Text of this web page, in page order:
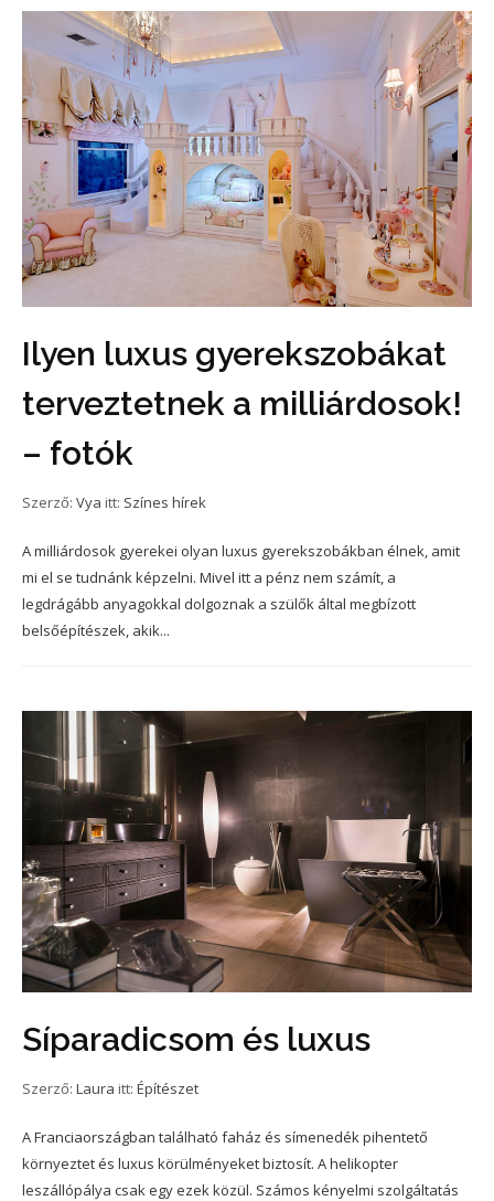
Ilyen luxus gyerekszobákat
terveztetnek a milliárdosok!
– fotók
Szerző: Vya itt: Színes hírek
A milliárdosok gyerekei olyan luxus gyerekszobákban élnek, amit
mi el se tudnánk képzelni. Mivel itt a pénz nem számít, a
legdrágább anyagokkal dolgoznak a szülők által megbízott
belsőépítészek, akik...
Síparadicsom és luxus
Szerző: Laura itt: Építészet
A Franciaországban található faház és símenedék pihentető
környeztet és luxus körülményeket biztosít. A helikopter
leszállópálya csak egy ezek közül. Számos kényelmi szolgáltatás